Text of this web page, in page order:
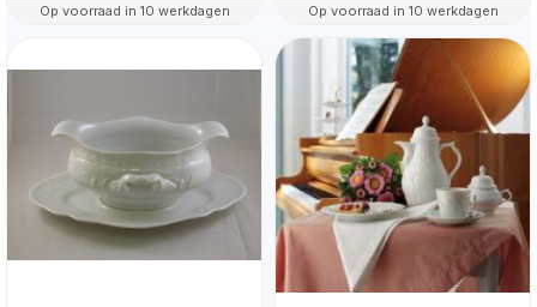
Op voorraad in 10 werkdagen Op voorraad in 10 werkdagen